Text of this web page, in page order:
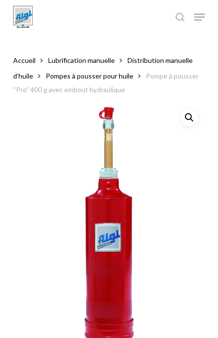
main
Accueil Lubrification manuelle
Distribution manuelle
d’huile
Pompes à pousser pour huile
Pompe à pousser
“Pro” 400 g avec embout hydraulique